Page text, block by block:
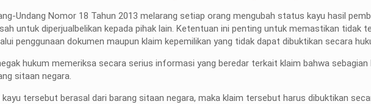
Undang Nomor 18 Tahun 2013 melarang setiap orang mengubah status kayu hasil
untuk diperjualbelikan kepada pihak lain. Ketentuan ini penting untuk memastikan tidak
penggunaan dokumen maupun klaim kepemilikan yang tidak dapat dibuktikan secara
hukum memeriksa secara serius informasi yang beredar terkait klaim bahwa sebagian
sitaan negara.
kayu tersebut berasal dari barang sitaan negara, maka klaim tersebut harus dibuktikan